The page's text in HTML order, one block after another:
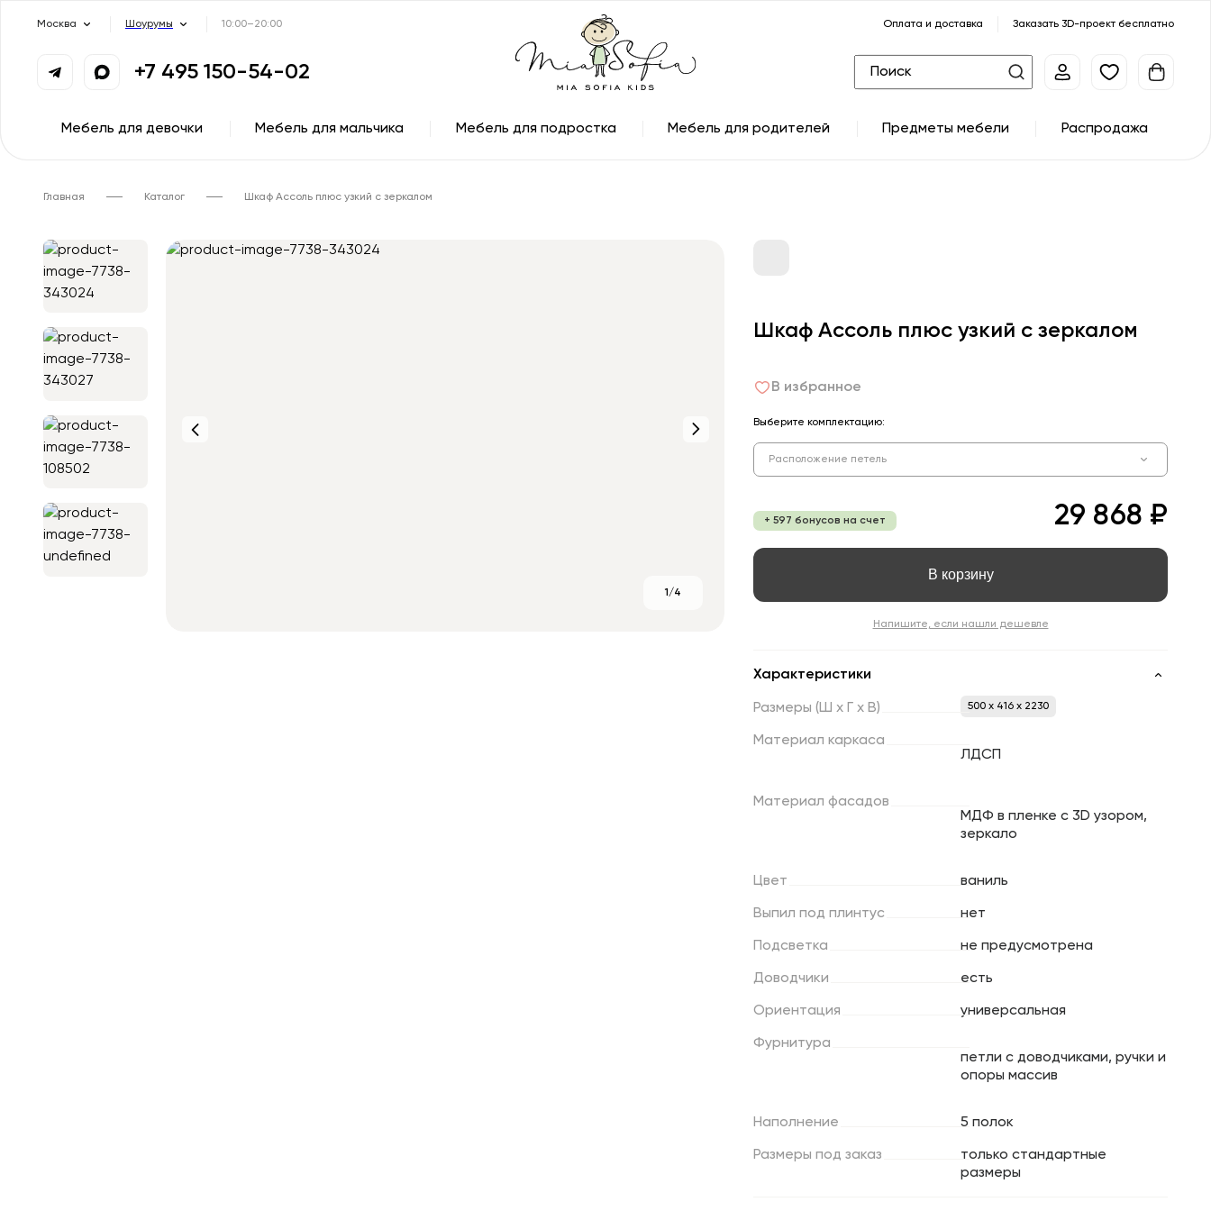
Москва Шоурумы 10:00–20:00 Оплата и доставка Заказать 3D-проект бесплатно
+7 495 150-54-02
Мебель для девочки Мебель для мальчика Мебель для подростка Мебель для родителей Предметы мебели Распродажа
Главная Каталог Шкаф Ассоль плюс узкий с зеркалом
1/4
Шкаф Ассоль плюс узкий с зеркалом
В избранное
Выберите комплектацию:
Расположение петель
+ 597 бонусов на счет 29 868 ₽
В корзину
Напишите, если нашли дешевле
Характеристики
Размеры (Ш х Г х В) 500 x 416 x 2230
Материал каркаса
ЛДСП
Материал фасадов
МДФ в пленке с 3D узором,
зеркало
Цвет ваниль
Выпил под плинтус нет
Подсветка не предусмотрена
Доводчики есть
Ориентация универсальная
Фурнитура
петли с доводчиками, ручки и
опоры массив
Наполнение 5 полок
Размеры под заказ
только стандартные
размеры